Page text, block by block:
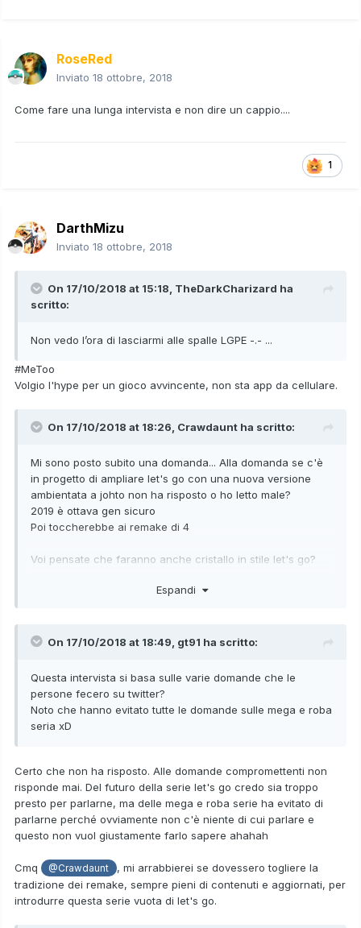
RoseRed
Inviato 18 ottobre, 2018
Come fare una lunga intervista e non dire un cappio....
1
DarthMizu
Inviato 18 ottobre, 2018
On 17/10/2018 at 15:18, TheDarkCharizard ha
scritto:
Non vedo l’ora di lasciarmi alle spalle LGPE -.- ...
#MeToo
Volgio l'hype per un gioco avvincente, non sta app da cellulare.
On 17/10/2018 at 18:26, Crawdaunt ha scritto:
Mi sono posto subito una domanda... Alla domanda se c'è
in progetto di ampliare let's go con una nuova versione
ambientata a johto non ha risposto o ho letto male?
2019 è ottava gen sicuro
Poi toccherebbe ai remake di 4
Voi pensate che faranno anche cristallo in stile let's go?
3 titoli? Intendo giallo, cristallo...
Cmq attendo con ansia di scoprire altro sui nuovi giochi nel
Espandi
On 17/10/2018 at 18:49, gt91 ha scritto:
Questa intervista si basa sulle varie domande che le
persone fecero su twitter?
Noto che hanno evitato tutte le domande sulle mega e roba
seria xD
Certo che non ha risposto. Alle domande compromettenti non
risponde mai. Del futuro della serie let's go credo sia troppo
presto per parlarne, ma delle mega e roba serie ha evitato di
parlarne perché ovviamente non c'è niente di cui parlare e
questo non vuol giustamente farlo sapere ahahah
Cmq @Crawdaunt
, mi arrabbierei se dovessero togliere la
tradizione dei remake, sempre pieni di contenuti e aggiornati, per
introdurre questa serie vuota di let's go.